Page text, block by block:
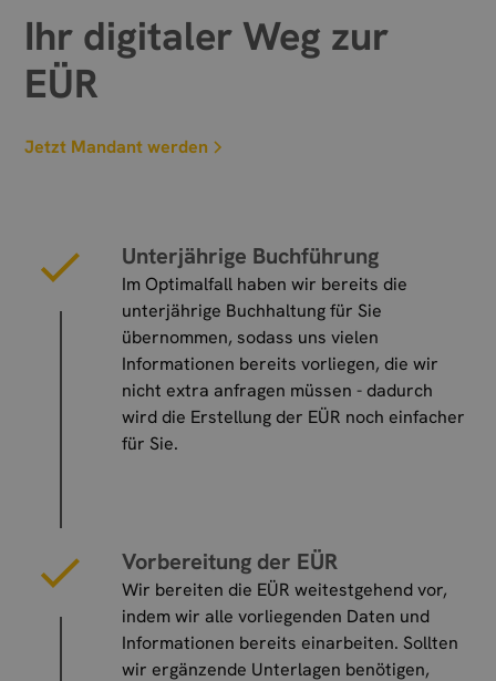
Ihr digitaler Weg zur
EÜR
Jetzt Mandant werden
Unterjährige Buchführung
Im Optimalfall haben wir bereits die
unterjährige Buchhaltung für Sie
übernommen, sodass uns vielen
Informationen bereits vorliegen, die wir
nicht extra anfragen müssen - dadurch
wird die Erstellung der EÜR noch einfacher
für Sie.
Vorbereitung der EÜR
Wir bereiten die EÜR weitestgehend vor,
indem wir alle vorliegenden Daten und
Informationen bereits einarbeiten. Sollten
wir ergänzende Unterlagen benötigen,